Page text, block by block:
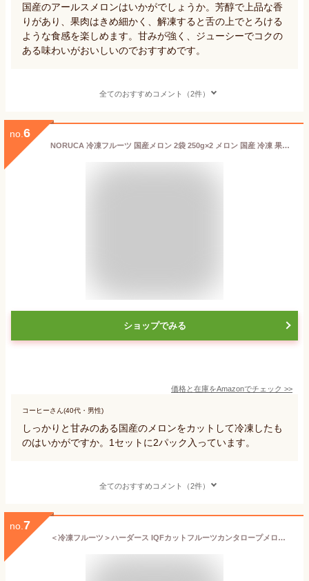
国産のアールスメロンはいかがでしょうか。芳醇で上品な香
りがあり、果肉はきめ細かく、解凍すると舌の上でとろける
ような食感を楽しめます。甘みが強く、ジューシーでコクの
ある味わいがおいしいのでおすすめです。
全てのおすすめコメント（2件）
no. 6
NORUCA 冷凍フルーツ 国産メロン 2袋 250g×2 メロン 国産 冷凍 果物 カットフルーツ
ショップでみる
価格と在庫をAmazonでチェック >>
コーヒーさん(40代・男性)
しっかりと甘みのある国産のメロンをカットして冷凍したも
のはいかがですか。1セットに2パック入っています。
全てのおすすめコメント（2件）
no. 7
＜冷凍フルーツ＞ハーダース IQFカットフルーツカンタロープメロンチャンク500g【お好きな組み合わせ】4袋以上でご注文ください！本州は送料無料でこの価格！メロン めろん オレンジ色 冷凍 冷凍食品 フルーツ 果物 果実 デザート アイス フローズン 業務用